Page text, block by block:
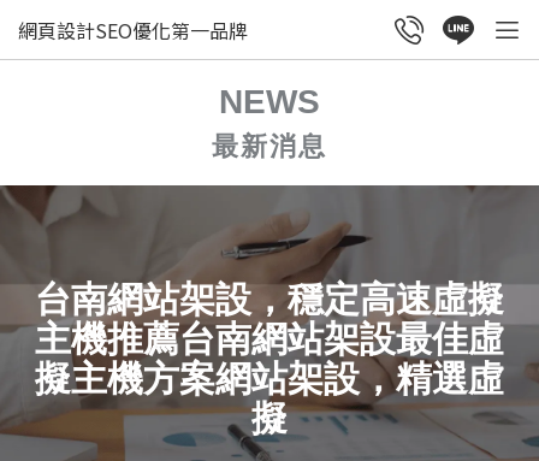
網頁設計SEO優化第一品牌
NEWS
最新消息
台南網站架設，穩定高速虛擬
主機推薦台南網站架設最佳虛
擬主機方案網站架設，精選虛
擬